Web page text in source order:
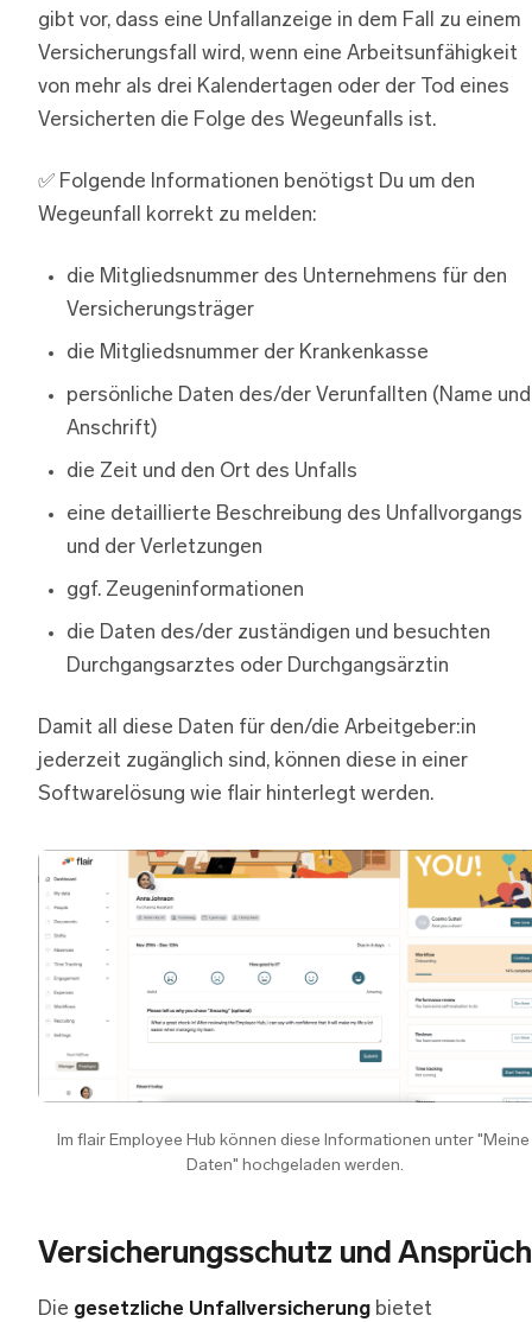
gibt vor, dass eine Unfallanzeige in dem Fall zu einem
Versicherungsfall wird, wenn eine Arbeitsunfähigkeit
von mehr als drei Kalendertagen oder der Tod eines
Versicherten die Folge des Wegeunfalls ist.
✅ Folgende Informationen benötigst Du um den
Wegeunfall korrekt zu melden:
die Mitgliedsnummer des Unternehmens für den
Versicherungsträger
die Mitgliedsnummer der Krankenkasse
persönliche Daten des/der Verunfallten (Name und
Anschrift)
die Zeit und den Ort des Unfalls
eine detaillierte Beschreibung des Unfallvorgangs
und der Verletzungen
ggf. Zeugeninformationen
die Daten des/der zuständigen und besuchten
Durchgangsarztes oder Durchgangsärztin
Damit all diese Daten für den/die Arbeitgeber:in
jederzeit zugänglich sind, können diese in einer
Softwarelösung wie flair hinterlegt werden.
Im flair Employee Hub können diese Informationen unter "Meine
Daten" hochgeladen werden.
Versicherungsschutz und
Die gesetzliche Unfallversicherung bietet